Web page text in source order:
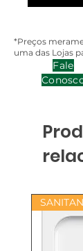
*Preços
uma das Lojas
Fale